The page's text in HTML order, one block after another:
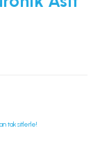
taksitlerle!